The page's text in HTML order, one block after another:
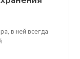
в ней всегда